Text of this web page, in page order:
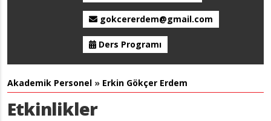
gokcererdem@gmail.com
Ders Programı
Akademik Personel » Erkin Gökçer Erdem
Etkinlikler